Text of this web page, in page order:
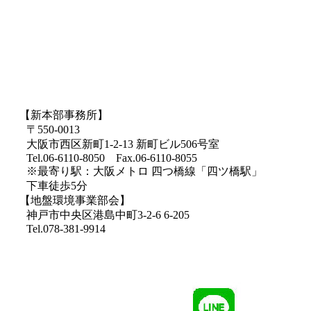
【新本部事務所】
〒550-0013
大阪市西区新町1-2-13 新町ビル506号室
Tel.06-6110-8050 Fax.06-6110-8055
※最寄り駅：大阪メトロ 四つ橋線「四ツ橋駅」
下車徒歩5分
【地盤環境事業部会】
神戸市中央区港島中町3-2-6 6-205
Tel.078-381-9914